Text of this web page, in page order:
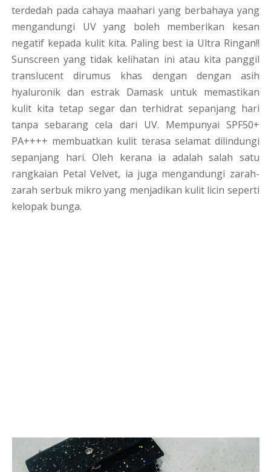
terdedah pada cahaya maahari yang berbahaya yang
mengandungi UV yang boleh memberikan kesan
negatif kepada kulit kita. Paling best ia Ultra Ringan!!
Sunscreen yang tidak kelihatan ini atau kita panggil
translucent dirumus khas dengan dengan asih
hyaluronik dan estrak Damask untuk memastikan
kulit kita tetap segar dan terhidrat sepanjang hari
tanpa sebarang cela dari UV. Mempunyai SPF50+
PA++++ membuatkan kulit terasa selamat dilindungi
sepanjang hari. Oleh kerana ia adalah salah satu
rangkaian Petal Velvet, ia juga mengandungi zarah-
zarah serbuk mikro yang menjadikan kulit licin seperti
kelopak bunga.